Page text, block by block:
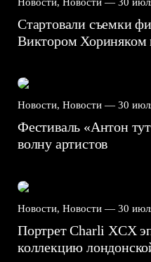
Стартовали съемки
Виктором Хориняком
Новости, Новости — 30
Фестиваль «Антон
волну артистов
Новости, Новости — 30
Портрет Charli XCX
коллекцию